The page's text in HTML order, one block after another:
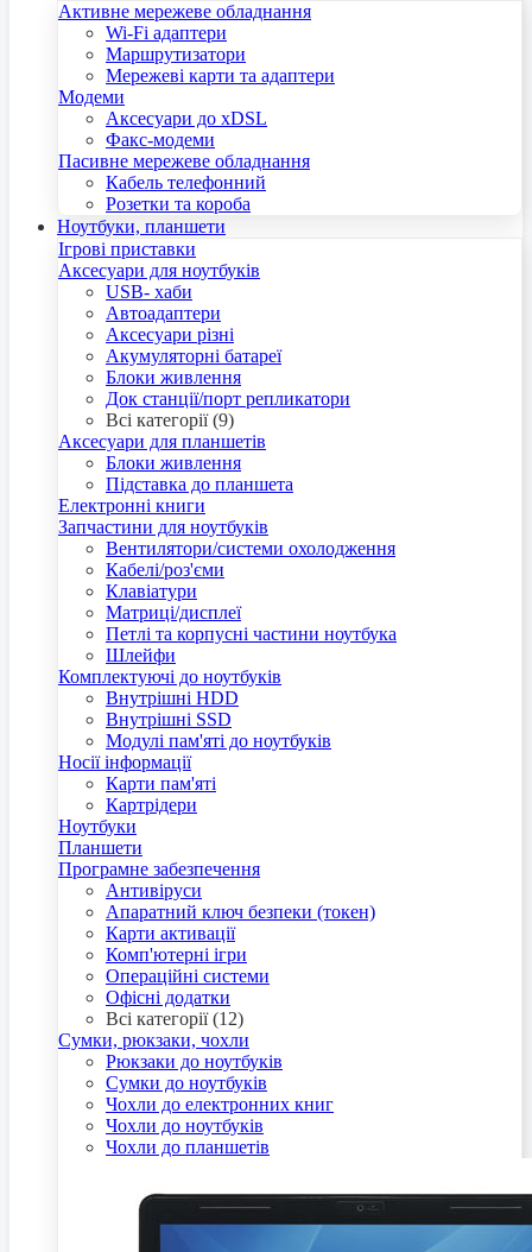
Активне мережеве обладнання
Wi-Fi адаптери
Маршрутизатори
Мережеві карти та адаптери
Модеми
Аксесуари до xDSL
Факс-модеми
Пасивне мережеве обладнання
Кабель телефонний
Розетки та короба
Ноутбуки, планшети
Ігрові приставки
Аксесуари для ноутбуків
USB- хаби
Автоадаптери
Аксесуари різні
Акумуляторні батареї
Блоки живлення
Док станції/порт репликатори
Всі категорії (9)
Аксесуари для планшетів
Блоки живлення
Підставка до планшета
Електронні книги
Запчастини для ноутбуків
Вентилятори/системи охолодження
Кабелі/роз'єми
Клавіатури
Матриці/дисплеї
Петлі та корпусні частини ноутбука
Шлейфи
Комплектуючі до ноутбуків
Внутрішні HDD
Внутрішні SSD
Модулі пам'яті до ноутбуків
Носії інформації
Карти пам'яті
Картрідери
Ноутбуки
Планшети
Програмне забезпечення
Антивіруси
Апаратний ключ безпеки (токен)
Карти активації
Комп'ютерні ігри
Операційні системи
Офісні додатки
Всі категорії (12)
Сумки, рюкзаки, чохли
Рюкзаки до ноутбуків
Сумки до ноутбуків
Чохли до електронних книг
Чохли до ноутбуків
Чохли до планшетів